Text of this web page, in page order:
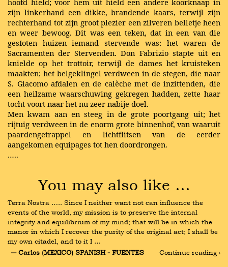
hoofd hield; voor hem uit hield een andere koorknaap in
zijn linkerhand een dikke, brandende kaars, terwijl zijn
rechterhand tot zijn groot plezier een zilveren belletje heen
en weer bewoog. Dit was een teken, dat in een van die
gesIoten huizen iemand stervende was: het waren de
Sacramenten der Stervenden. Don Fabrizio stapte uit en
knielde op het trottoir, terwijl de dames het kruisteken
maakten; het belgeklingel verdween in de stegen, die naar
S. Giacomo afdalen en de calèche met de inzittenden, die
een heilzame waarschuwing gekregen hadden, zette haar
tocht voort naar het nu zeer nabije doel.
Men kwam aan en steeg in de grote poortgang uit; het
rijtuig verdween in de enorm grote binnenhof, van waaruit
paardengetrappel en lichtflitsen van de eerder
aangekomen equipages tot hen doordrongen.
…..
You may also like …
Terra Nostra ….. Since I neither want not can influence the
events of the world, my mission is to preserve the internal
integrity and equilibrium of my mind; that will be in which the
manor in which I recover the purity of the original act; I shall be
my own citadel, and to it I …
― Carlos (MEXICO) SPANISH - FUENTES
Continue reading ›